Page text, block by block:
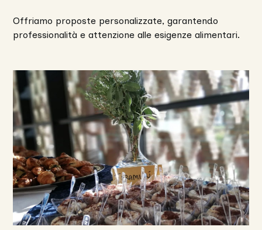
Offriamo proposte personalizzate, garantendo
professionalità e attenzione alle esigenze alimentari.